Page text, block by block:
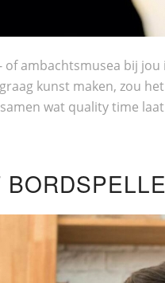
of ambachtsmusea bij
kunst maken, zou
wat quality time